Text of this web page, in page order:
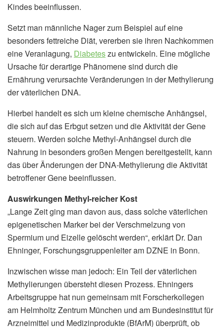
Kindes beeinflussen.
Setzt man männliche Nager zum Beispiel auf eine
besonders fettreiche Diät, vererben sie ihren Nachkommen
eine Veranlagung, Diabeteszu entwickeln. Eine mögliche
Ursache für derartige Phänomene sind durch die
Ernährung verursachte Veränderungen in der Methylierung
der väterlichen DNA.
Hierbei handelt es sich um kleine chemische Anhängsel,
die sich auf das Erbgut setzen und die Aktivität der Gene
steuern. Werden solche Methyl-Anhängsel durch die
Nahrung in besonders großen Mengen bereitgestellt, kann
das über Änderungen der DNA-Methylierung die Aktivität
betroffener Gene beeinflussen.
Auswirkungen Methyl-reicher Kost
„Lange Zeit ging man davon aus, dass solche väterlichen
epigenetischen Marker bei der Verschmelzung von
Spermium und Eizelle gelöscht werden“, erklärt Dr. Dan
Ehninger, Forschungsgruppenleiter am DZNE in Bonn.
Inzwischen wisse man jedoch: Ein Teil der väterlichen
Methylierungen übersteht diesen Prozess. Ehningers
Arbeitsgruppe hat nun gemeinsam mit Forscherkollegen
am Helmholtz Zentrum München und am Bundesinstitut für
Arzneimittel und Medizinprodukte (BfArM) überprüft, ob